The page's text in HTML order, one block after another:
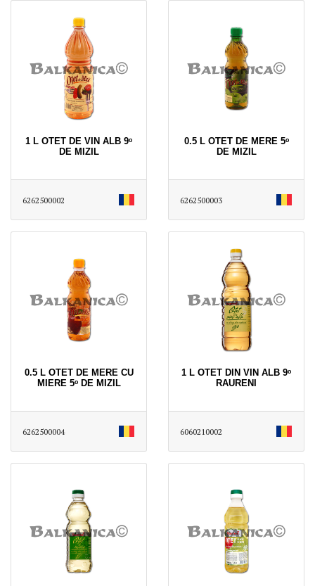
1 L OTET DE VIN ALB 9ᵒ
DE MIZIL
6262500002
0.5 L OTET DE MERE 5ᵒ
DE MIZIL
6262500003
0.5 L OTET DE MERE CU
MIERE 5ᵒ DE MIZIL
6262500004
1 L OTET DIN VIN ALB 9ᵒ
RAURENI
6060210002